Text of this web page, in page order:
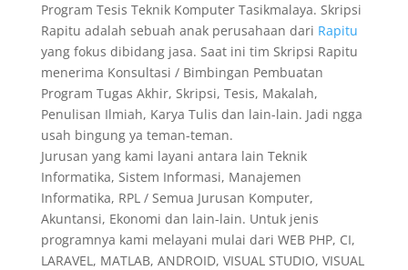
Program Tesis Teknik Komputer Tasikmalaya. Skripsi
Rapitu adalah sebuah anak perusahaan dari Rapitu
yang fokus dibidang jasa. Saat ini tim Skripsi Rapitu
menerima Konsultasi / Bimbingan Pembuatan
Program Tugas Akhir, Skripsi, Tesis, Makalah,
Penulisan Ilmiah, Karya Tulis dan lain-lain. Jadi ngga
usah bingung ya teman-teman.
Jurusan yang kami layani antara lain Teknik
Informatika, Sistem Informasi, Manajemen
Informatika, RPL / Semua Jurusan Komputer,
Akuntansi, Ekonomi dan lain-lain. Untuk jenis
programnya kami melayani mulai dari WEB PHP, CI,
LARAVEL, MATLAB, ANDROID, VISUAL STUDIO, VISUAL